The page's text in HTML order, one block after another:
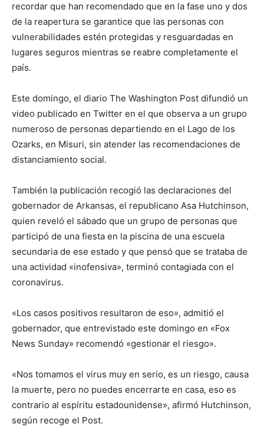
recordar que han recomendado que en la fase uno y dos
de la reapertura se garantice que las personas con
vulnerabilidades estén protegidas y resguardadas en
lugares seguros mientras se reabre completamente el
país.
Este domingo, el diario The Washington Post difundió un
video publicado en Twitter en el que observa a un grupo
numeroso de personas departiendo en el Lago de los
Ozarks, en Misuri, sin atender las recomendaciones de
distanciamiento social.
También la publicación recogió las declaraciones del
gobernador de Arkansas, el republicano Asa Hutchinson,
quien reveló el sábado que un grupo de personas que
participó de una fiesta en la piscina de una escuela
secundaria de ese estado y que pensó que se trataba de
una actividad «inofensiva», terminó contagiada con el
coronavirus.
«Los casos positivos resultaron de eso», admitió el
gobernador, que entrevistado este domingo en «Fox
News Sunday» recomendó «gestionar el riesgo».
«Nos tomamos el virus muy en serio, es un riesgo, causa
la muerte, pero no puedes encerrarte en casa, eso es
contrario al espíritu estadounidense», afirmó Hutchinson,
según recoge el Post.